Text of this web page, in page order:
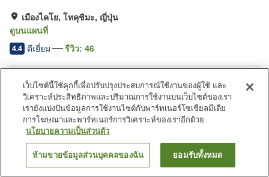
เมืองไคโย, โทคุชิมะ, ญี่ปุ่น
ดูบนแผนที่
4.4 ดีเยี่ยม รีวิว: 46
สิ่งอำนวยความสะดวกในที่พัก
ที่จอดรถ
เลานจ์
ครัวส่วนกลาง
บริการซักผ้า (มีค่าบริการ)
หน้าแรก ญี่ปุ่น โทคุชิมะ เมืองไคโย Guest House Fuku-chan
ค้นหาห้องพัก
เว็บไซต์นี้ใช้คุกกี้เพื่อปรับปรุงประสบการณ์ใช้งานของผู้ใช้ และ
วิเคราะห์ประสิทธิภาพและปริมาณการใช้งานบนเว็บไซต์ของเรา
เรายังแบ่งปันข้อมูลการใช้งานไซต์กับพาร์ทเนอร์โซเชียลมีเดีย
การโฆษณาและพาร์ทเนอร์การวิเคราะห์ของเราอีกด้วย
นโยบายความเป็นส่วนตัว
ห้ามขายข้อมูลส่วนบุคคลของฉัน ยอมรับทั้งหมด